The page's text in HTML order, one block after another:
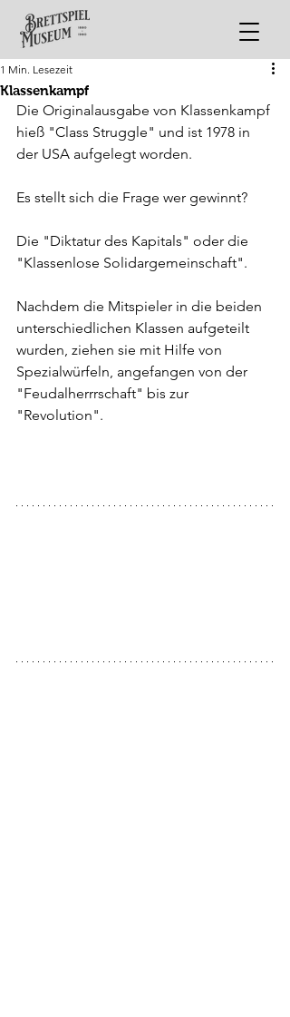
Klassenkampf
1 Min. Lesezeit
Die Originalausgabe von Klassenkampf
hieß "Class Struggle" und ist 1978 in
der USA aufgelegt worden.
Es stellt sich die Frage wer gewinnt?
Die "Diktatur des Kapitals" oder die
"Klassenlose Solidargemeinschaft".
Nachdem die Mitspieler in die beiden
unterschiedlichen Klassen aufgeteilt
wurden, ziehen sie mit Hilfe von
Spezialwürfeln, angefangen von der
"Feudalherrrschaft" bis zur
"Revolution".